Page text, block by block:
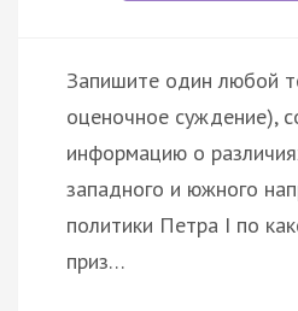
Запишите один любой
оценочное суждение),
информацию о
западного и южного
политики Петра I по
приз…